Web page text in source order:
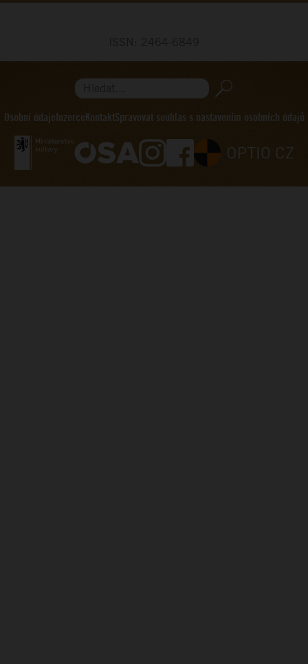
Hledat...
Osobní údajeInzerceKontaktSpravovat souhlas s nastavením osobních údajů